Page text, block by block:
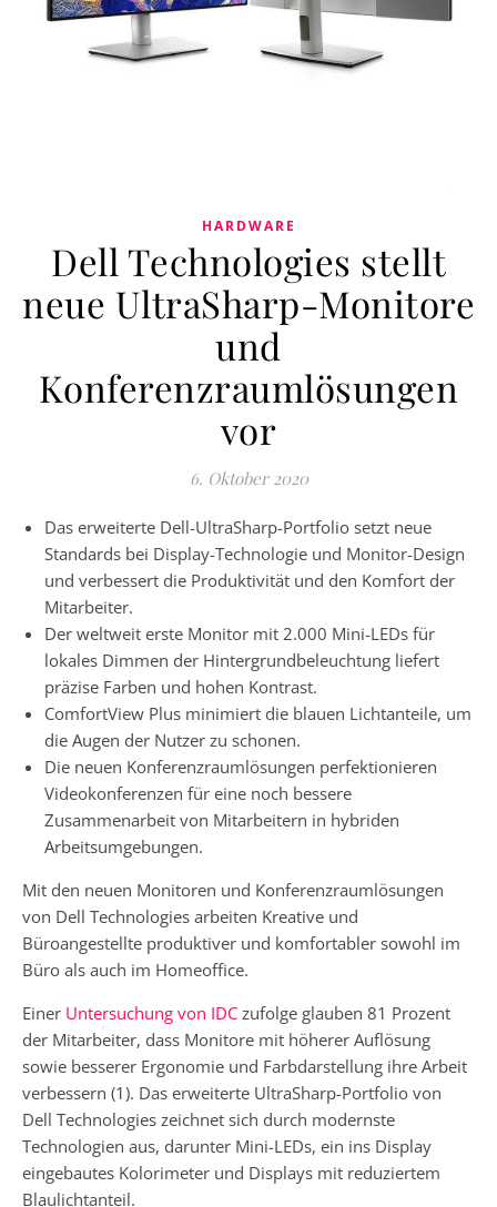
HARDWARE
Dell Technologies stellt
neue UltraSharp-Monitore
und
Konferenzraumlösungen
vor
6. Oktober 2020
Das erweiterte Dell-UltraSharp-Portfolio setzt neue
Standards bei Display-Technologie und Monitor-Design
und verbessert die Produktivität und den Komfort der
Mitarbeiter.
Der weltweit erste Monitor mit 2.000 Mini-LEDs für
lokales Dimmen der Hintergrundbeleuchtung liefert
präzise Farben und hohen Kontrast.
ComfortView Plus minimiert die blauen Lichtanteile, um
die Augen der Nutzer zu schonen.
Die neuen Konferenzraumlösungen perfektionieren
Videokonferenzen für eine noch bessere
Zusammenarbeit von Mitarbeitern in hybriden
Arbeitsumgebungen.
Mit den neuen Monitoren und Konferenzraumlösungen
von Dell Technologies arbeiten Kreative und
Büroangestellte produktiver und komfortabler sowohl im
Büro als auch im Homeoffice.
Einer Untersuchung von IDC zufolge glauben 81 Prozent
der Mitarbeiter, dass Monitore mit höherer Auflösung
sowie besserer Ergonomie und Farbdarstellung ihre Arbeit
verbessern (1). Das erweiterte UltraSharp-Portfolio von
Dell Technologies zeichnet sich durch modernste
Technologien aus, darunter Mini-LEDs, ein ins Display
eingebautes Kolorimeter und Displays mit reduziertem
Blaulichtanteil.